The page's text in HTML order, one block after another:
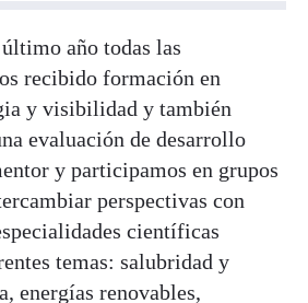
año todas las
recibido formación en
y visibilidad y también
evaluación de desarrollo
y participamos en grupos
perspectivas con
científicas
temas: salubridad y
energías renovables,